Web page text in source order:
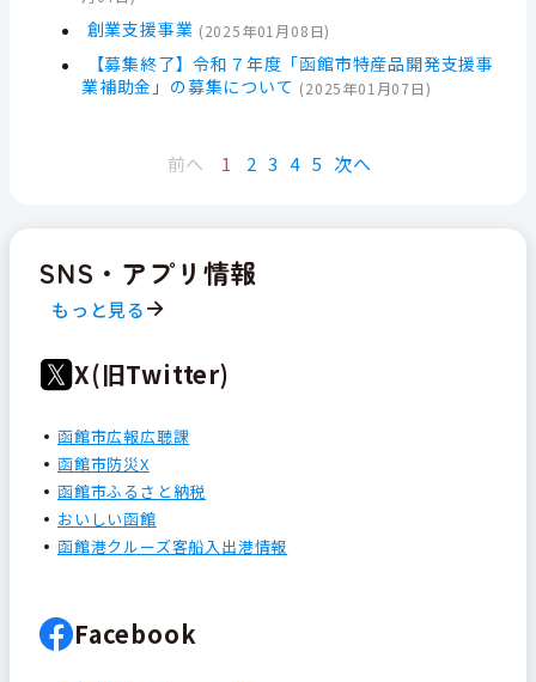
創業支援事業 (2025年01月08日)
【募集終了】令和７年度「函館市特産品開発支援事
業補助金」の募集について (2025年01月07日)
前へ 1 2 3 4 5 次へ
SNS・アプリ情報
もっと見る
X(旧Twitter)
函館市広報広聴課
函館市防災X
函館市ふるさと納税
おいしい函館
函館港クルーズ客船入出港情報
Facebook